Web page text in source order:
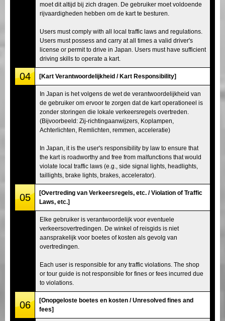
moet dit altijd bij zich dragen. De gebruiker moet voldoende
rijvaardigheden hebben om de kart te besturen.
Users must comply with all local traffic laws and regulations.
Users must possess and carry at all times a valid driver's
license or permit to drive in Japan. Users must have sufficient
driving skills to operate a kart.
04 [Kart Verantwoordelijkheid / Kart Responsibility]
In Japan is het volgens de wet de verantwoordelijkheid van
de gebruiker om ervoor te zorgen dat de kart operationeel is
zonder storingen die lokale verkeersregels overtreden.
(Bijvoorbeeld: Zij-richtingaanwijzers, Koplampen,
Achterlichten, Remlichten, remmen, acceleratie)
In Japan, it is the user's responsibility by law to ensure that
the kart is roadworthy and free from malfunctions that would
violate local traffic laws (e.g., side signal lights, headlights,
taillights, brake lights, brakes, accelerator).
05
[Overtreding van Verkeersregels, etc. / Violation of Traffic
Laws, etc.]
Elke gebruiker is verantwoordelijk voor eventuele
verkeersovertredingen. De winkel of reisgids is niet
aansprakelijk voor boetes of kosten als gevolg van
overtredingen.
Each user is responsible for any traffic violations. The shop
or tour guide is not responsible for fines or fees incurred due
to violations.
06
[Onopgeloste boetes en kosten / Unresolved fines and
fees]